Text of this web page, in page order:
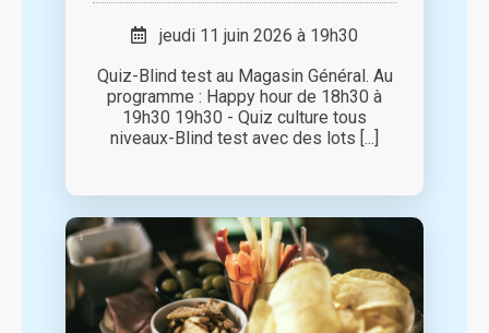
jeudi 11 juin 2026 à 19h30
Quiz-Blind test au Magasin Général. Au
programme : Happy hour de 18h30 à
19h30 19h30 - Quiz culture tous
niveaux-Blind test avec des lots [...]